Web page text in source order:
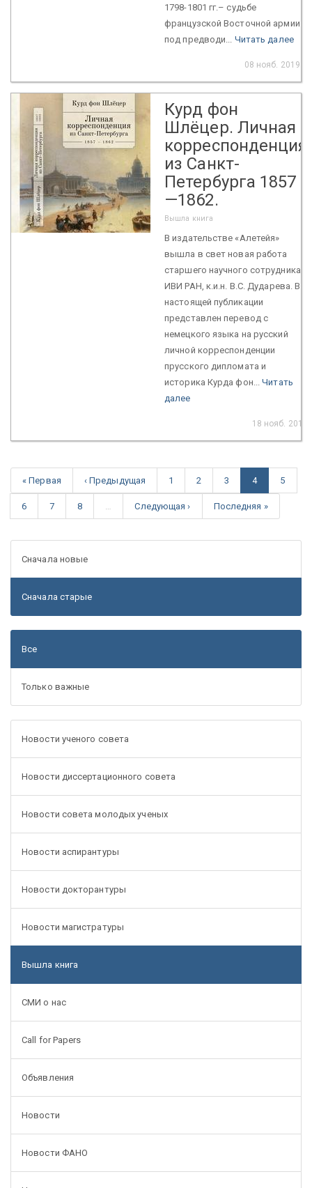
1798-1801 гг.– судьбе
французской Восточной армии
под предводи... Читать далее
08 нояб. 2019
Курд фон
Шлёцер. Личная
корреспонденция
из Санкт-
Петербурга 1857
—1862.
Вышла книга
В издательстве «Алетейя»
вышла в свет новая работа
старшего научного сотрудника
ИВИ РАН, к.и.н. В.С. Дударева. В
настоящей публикации
представлен перевод с
немецкого языка на русский
личной корреспонденции
прусского дипломата и
историка Курда фон...Читать
далее
18 нояб. 2019
« Первая ‹ Предыдущая 1 2 3 4 5
6 7 8 Следующая › Последняя »
Сначала новые
Сначала старые
Все
Только важные
Новости ученого совета
Новости диссертационного совета
Новости совета молодых ученых
Новости аспирантуры
Новости докторантуры
Новости магистратуры
Вышла книга
СМИ о нас
Call for Papers
Объявления
Новости
Новости ФАНО